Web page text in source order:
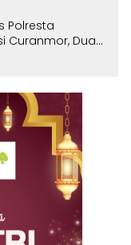
Polresta
Curanmor, Dua